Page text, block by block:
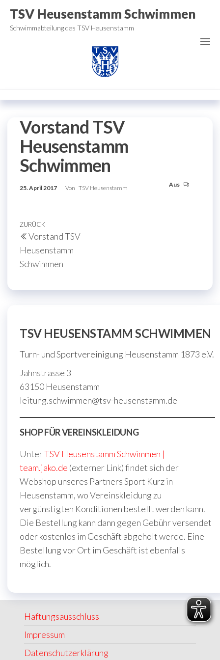
Inhalt
springen
TSV Heusenstamm Schwimmen
Schwimmabteilung des TSV Heusenstamm
Vorstand TSV
Heusenstamm
Schwimmen
25. April 2017 Von TSV Heusenstamm Aus
Beitragsnavigation
Vorheriger
Beitrag
ZURÜCK
Vorstand TSV
Heusenstamm
Schwimmen
TSV HEUSENSTAMM SCHWIMMEN
Turn- und Sportvereinigung Heusenstamm 1873 e.V.
Jahnstrasse 3
63150 Heusenstamm
leitung.schwimmen@tsv-heusenstamm.de
SHOP FÜR VEREINSKLEIDUNG
UnterTSV Heusenstamm Schwimmen |
team.jako.de (externer Link) findet sich der
Webshop unseres Partners Sport Kurz in
Heusenstamm, wo Vereinskleidung zu
vergünstigten Konditionen bestellt werden kann.
Die Bestellung kann dann gegen Gebühr versendet
oder kostenlos im Geschäft abgeholt werde. Eine
Bestellung vor Ort im Geschäft ist ebenfalls
möglich.
Haftungsausschluss
Impressum
Datenschutzerklärung